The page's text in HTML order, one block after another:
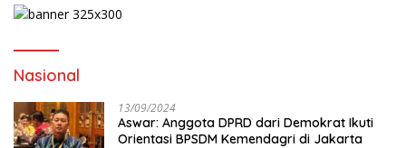
Nasional
13/09/2024
Aswar: Anggota DPRD dari Demokrat Ikuti
Orientasi BPSDM Kemendagri di Jakarta